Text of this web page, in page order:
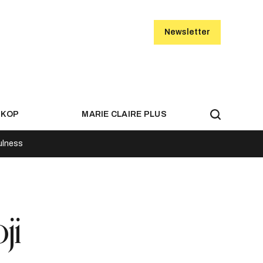
Newsletter
MARIE CLAIRE PLUS